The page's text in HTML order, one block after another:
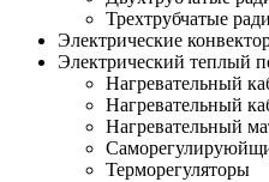
Трехтрубчатые
Электрические
Электрический теплый
Нагревательный
Нагревательный
Нагревательный
Терморегуляторы